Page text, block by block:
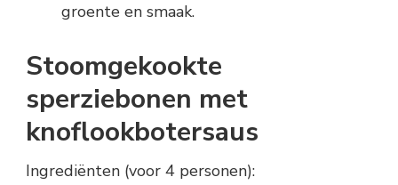
groente en smaak.
Stoomgekookte
sperziebonen met
knoflookbotersaus
Ingrediënten (voor 4 personen):